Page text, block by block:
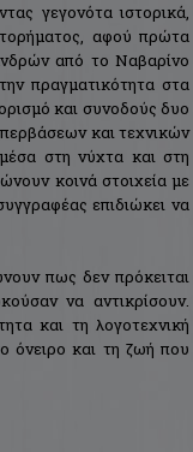
γεγονότα ιστορικά,
αφού πρώτα
από το Ναβαρίνο
πραγματικότητα στα
και συνοδούς δυο
και τεχνικών
στη νύχτα και στη
κοινά στοιχεία με
επιδιώκει να
πως δεν πρόκειται
να αντικρίσουν.
και τη λογοτεχνική
όνειρο και τη ζωή που